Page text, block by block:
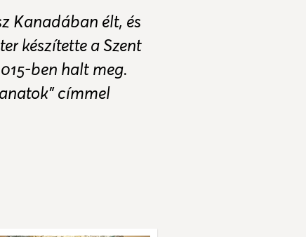
Kanadában élt, és
készítette a Szent
ben halt meg.
címmel